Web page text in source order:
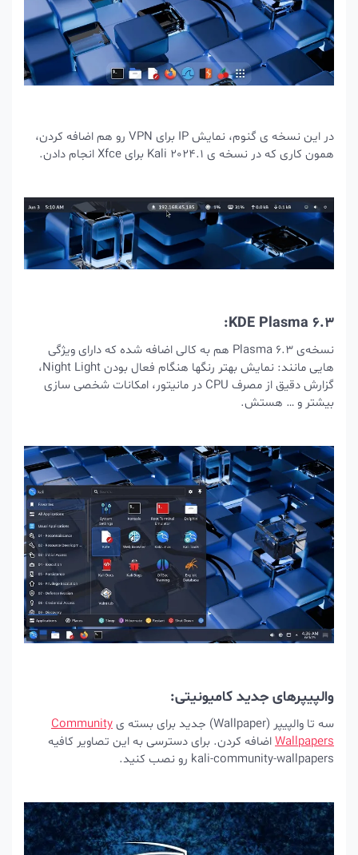
در این نسخه ی گنوم، نمایش IP برای VPN رو هم اضافه کردن،
همون کاری که در نسخه ی Kali 2024.1 برای Xfce انجام دادن.
KDE Plasma 6.3:
نسخه‌ی Plasma 6.3 هم به کالی اضافه شده که دارای ویژگی
هایی مانند: نمایش بهتر رنگها هنگام فعال بودن Night Light،
گزارش دقیق از مصرف CPU در مانیتور، امکانات شخصی سازی
بیشتر و … هستش.
والپیپرهای جدید کامیونیتی:
سه تا والپیپر (Wallpaper) جدید برای بسته ی
Community
Wallpapersاضافه کردن. برای دسترسی به این تصاویر کافیه
kali-community-wallpapers رو نصب کنید.